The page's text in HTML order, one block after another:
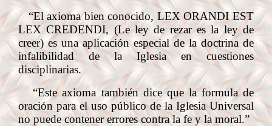
“El axioma bien conocido, LEX ORANDI EST
LEX CREDENDI, (Le ley de rezar es la ley de
creer) es una aplicación especial de la doctrina de
infalibilidad de la Iglesia en cuestiones
disciplinarias.
“Este axioma también dice que la formula de
oración para el uso público de la Iglesia Universal
no puede contener errores contra la fe y la moral.”